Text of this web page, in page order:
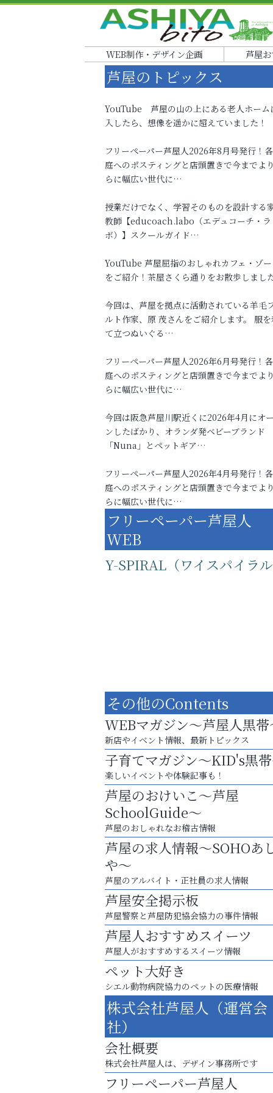
WEB制作・デザイン企画 芦屋
芦屋のトピックス
YouTube 芦屋の山の上にある老人ホーム
入したら、想像を遥かに超えていました！
フリーペーパー芦屋人2026年8月号発行！
庭へのポスティングと店頭置きで今までよ
らに幅広い世代に…
授業だけでなく、学習そのものを設計する
教師【educoach.labo（エデュコーチ・ラ
ボ）】スクールガイド…
YouTube 芦屋屈指のおしゃれカフェ・ゾ
をご紹介！茶屋さくら通りをお散歩しまし
今回は、芦屋を拠点に活動されている羊毛
ルト作家、原 茂さんをご紹介します。 服を
て立つぬいぐる…
フリーペーパー芦屋人2026年6月号発行！
庭へのポスティングと店頭置きで今までよ
らに幅広い世代に…
今回は阪急芦屋川駅近くに2026年4月にオ
ンしたばかり、オランダ発ベビーブランド
「Nuna」とペットギア…
フリーペーパー芦屋人2026年4月号発行！
庭へのポスティングと店頭置きで今までよ
らに幅広い世代に…
フリーペーパー芦屋人
WEB
Y-SPIRAL（ワイスパイラル
運動不足「動かない」を解消しませんか？
ラ・ミカ矯正歯科
お一人おひとりに合う治療をご提案
口元から始まる、自分らしい毎日を
そうさくてっぱん樹々
その他のContents
WEBマガジン～芦屋人黒帯
新店やイベント情報、最新トピックス
子育てマガジン～KID's黒
楽しいイベントや体験記事も！
芦屋のおけいこ～芦屋
SchoolGuide～
芦屋のおしゃれなお稽古情報
芦屋の求人情報～SOHOあ
や～
芦屋のアルバイト・正社員の求人情報
芦屋安全掲示板
芦屋警察と芦屋防犯協会協力の事件情報
芦屋人おすすめスイーツ
芦屋人がおすすめするスイーツ情報
ペット大好き
シエル動物病院協力のペットの医療情報
株式会社芦屋人（運営会
社）
会社概要
株式会社芦屋人は、デザイン事務所です
フリーペーパー芦屋人